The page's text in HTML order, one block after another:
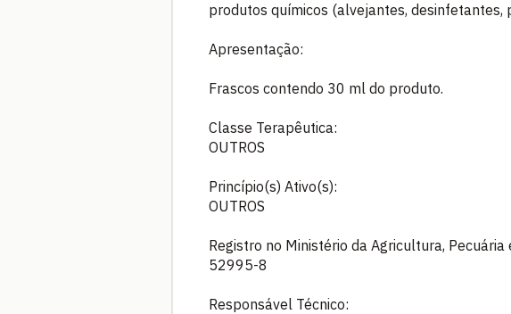
produtos químicos (alvejantes,
Apresentação:
Frascos contendo 30 ml do produto.
Classe Terapêutica:
OUTROS
Princípio(s) Ativo(s):
OUTROS
Registro no Ministério da Agricultura,
52995-8
Responsável Técnico: